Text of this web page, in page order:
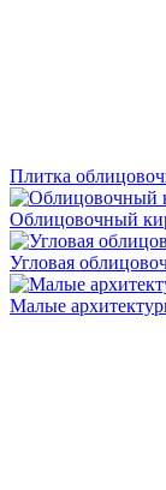
Плитка
Облицовочный
Угловая
Малые